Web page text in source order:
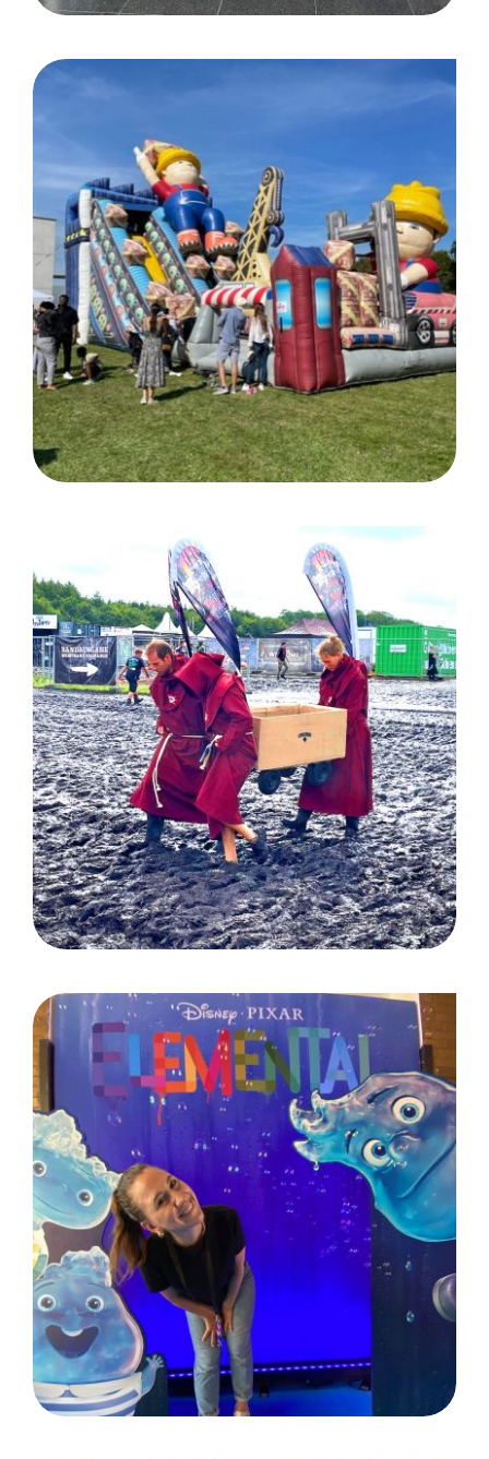
DEUTZ AG Family Day: Köln
Porz / Kunde Polivox
werbeagentur GmbH
W:O:A Festival: Wacken /
Kunde Gerolsteiner Brunnen
GmbH & Co.KG
Filmpremiere „Elemental“:
Berlin / Kunde Chest of
wonders production GmbH